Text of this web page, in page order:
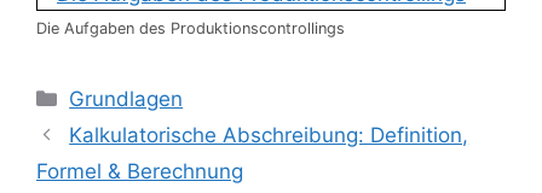
Die Aufgaben des Produktionscontrollings
Kategorien
Grundlagen
Kalkulatorische Abschreibung: Definition,
Formel & Berechnung